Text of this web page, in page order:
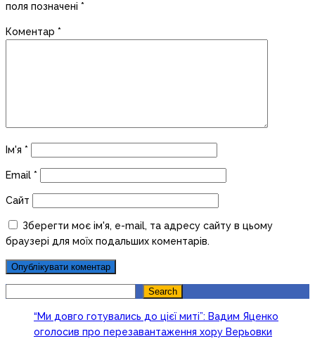
поля позначені *
Коментар *
Ім'я *
Email *
Сайт
Зберегти моє ім'я, e-mail, та адресу сайту в цьому
браузері для моїх подальших коментарів.
Search
“Ми довго готувались до цієї миті”: Вадим Яценко
оголосив про перезавантаження хору Верьовки